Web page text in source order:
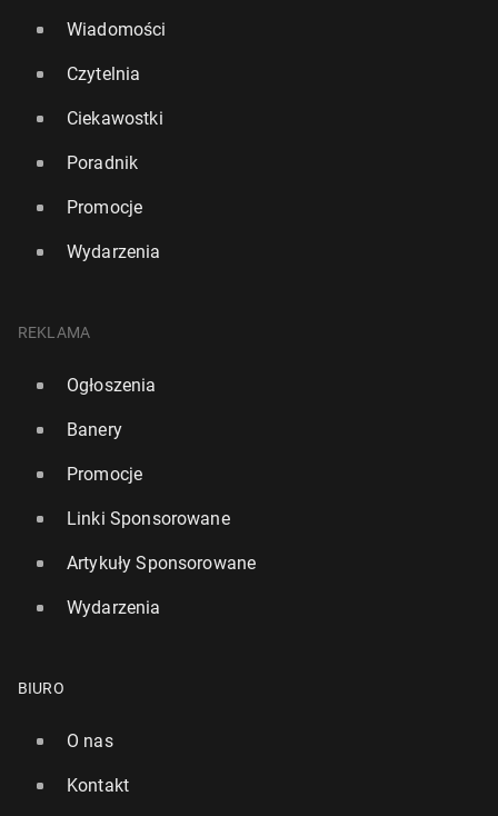
Wiadomości
Czytelnia
Ciekawostki
Poradnik
Promocje
Wydarzenia
REKLAMA
Ogłoszenia
Banery
Promocje
Linki Sponsorowane
Artykuły Sponsorowane
Wydarzenia
BIURO
O nas
Kontakt